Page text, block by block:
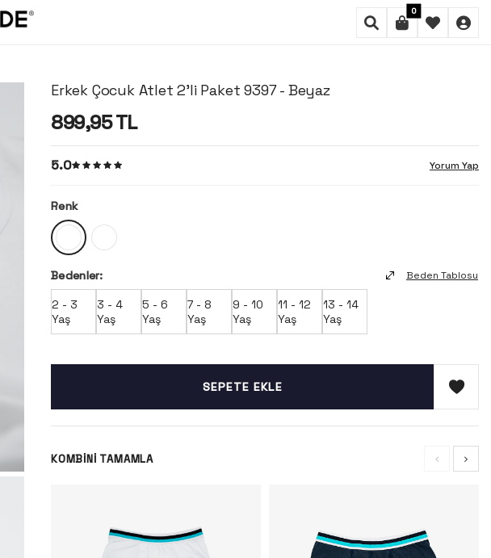
0
Erkek Çocuk Atlet 2'li Paket 9397 - Beyaz
899,95TL
5.0 Yorum Yap
Renk
Bedenler: Beden Tablosu
2 - 3
Yaş
3 - 4
Yaş
5 - 6
Yaş
7 - 8
Yaş
9 - 10
Yaş
11 - 12
Yaş
13 - 14
Yaş
SEPETE EKLE
KOMBINI TAMAMLA